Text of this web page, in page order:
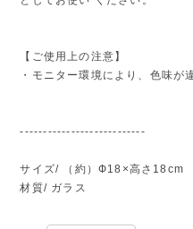
【ご使用上の注意】
・モニター環境により、色味が
---------------------------
サイズ/ （約）Ф18×高さ18cm
材質/ ガラス